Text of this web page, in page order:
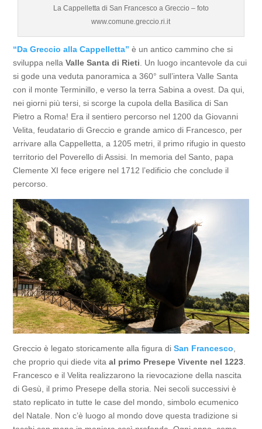
La Cappelletta di San Francesco a Greccio – foto
www.comune.greccio.ri.it
“Da Greccio alla Cappelletta” è un antico cammino che si
sviluppa nella Valle Santa di Rieti . Un luogo incantevole da cui
si gode una veduta panoramica a 360° sull’intera Valle Santa
con il monte Terminillo, e verso la terra Sabina a ovest. Da qui,
nei giorni più tersi, si scorge la cupola della Basilica di San
Pietro a Roma! Era il sentiero percorso nel 1200 da Giovanni
Velita, feudatario di Greccio e grande amico di Francesco, per
arrivare alla Cappelletta, a 1205 metri, il primo rifugio in questo
territorio del Poverello di Assisi. In memoria del Santo, papa
Clemente XI fece erigere nel 1712 l’edificio che conclude il
percorso.
Greccio è legato storicamente alla figura diSan Francesco
che proprio qui diede vitaal primo Presepe Vivente nel 1223
Francesco e il Velita realizzarono la rievocazione della nascita
di Gesù, il primo Presepe della storia. Nei secoli successivi è
stato replicato in tutte le case del mondo, simbolo ecumenico
del Natale. Non c’è luogo al mondo dove questa tradizione si